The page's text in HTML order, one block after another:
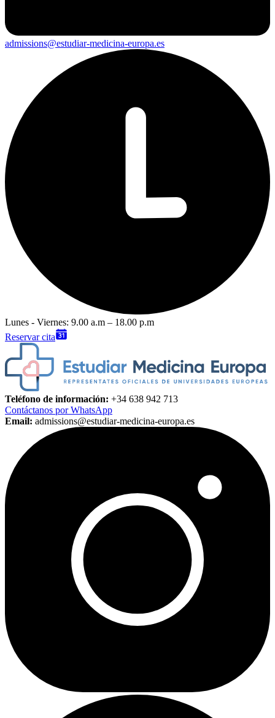
admissions@estudiar-medicina-europa.es
Lunes - Viernes: 9.00 a.m – 18.00 p.m
Reservar cita
Teléfono de información: +34 638 942 713
Contáctanos por WhatsApp
Email: admissions@estudiar-medicina-europa.es